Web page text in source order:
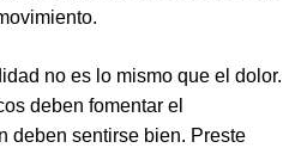
no es lo mismo que el dolor.
deben fomentar el
deben sentirse bien. Preste